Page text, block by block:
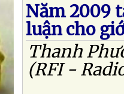
Năm 2009
luận cho
Thanh
(RFI -